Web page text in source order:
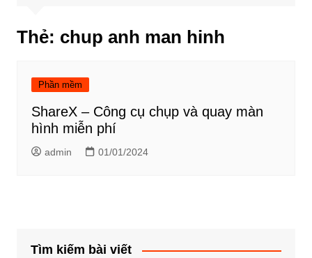
Thẻ: chup anh man hinh
Phần mềm
ShareX – Công cụ chụp và quay màn
hình miễn phí
admin 01/01/2024
Tìm kiếm bài viết